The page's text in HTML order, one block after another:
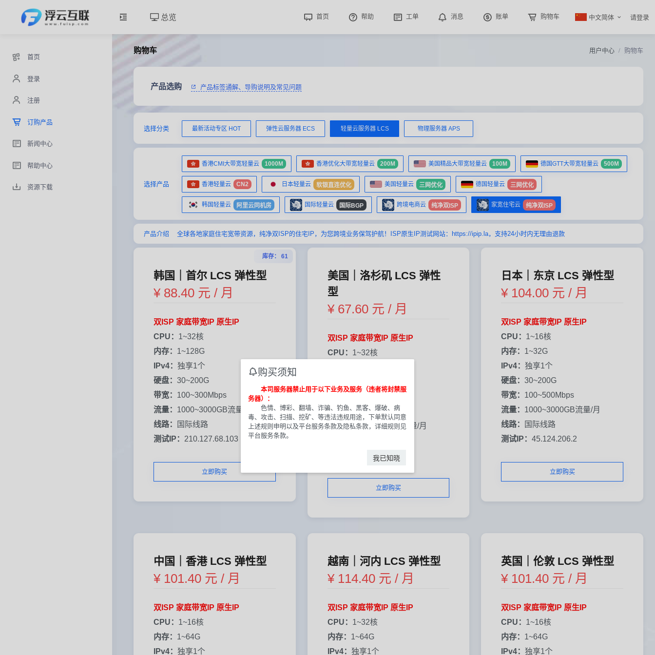
总览 首页 帮助 工单 消息 账单 购物车 中文简体 请登录
首页
登录
注册
订购产品
新闻中心
帮助中心
资源下载
购物车 用户中心 购物车
产品选购 产品标签通解、导购说明及常见问题
选择分类 最新活动专区 HOT 弹性云服务器 ECS 轻量云服务器 LCS 物理服务器 APS
选择产品
香港CMI大带宽轻量云 1000M 香港优化大带宽轻量云 200M 美国精品大带宽轻量云 100M 德国GTT大带宽轻量云 500M
香港轻量云 CN2 日本轻量云 软银直连优化 美国轻量云 三网优化 德国轻量云 三网优化
韩国轻量云 阿里云同机房 国际轻量云 国际BGP 跨境电商云 纯净双ISP 家宽住宅云 纯净双ISP
产品介绍 全球各地家庭住宅宽带资源，纯净双ISP的住宅IP，为您跨境业务保驾护航！ISP原生IP测试网站：https://ipip.la，支持24小时内无理由退款
库存： 61
韩国｜首尔 LCS 弹性型
¥ 88.40 元 / 月
双ISP 家庭带宽IP 原生IP
CPU： 1~32核
内存： 1~128G
IPv4： 独享1个
硬盘： 30~200G
带宽： 100~300Mbps
流量： 1000~3000GB流量/月
线路：
国际线路
测试IP： 210.127.68.103
立即购买
美国｜洛杉矶 LCS 弹性
型
¥ 67.60 元 / 月
双ISP 家庭带宽IP 原生IP
CPU： 1~32核
带宽：100~200Mbps
流量：1000~3000GB流量/月
216.167.74.2
立即购买
日本｜东京 LCS 弹性型
¥ 104.00 元 / 月
双ISP 家庭带宽IP 原生IP
CPU： 1~16核
内存： 1~32G
IPv4： 独享1个
硬盘：30~200G
带宽： 100~500Mbps
流量： 1000~3000GB流量/月
线路：
国际线路
测试IP：45.124.206.2
立即购买
中国｜香港 LCS 弹性型
¥ 101.40 元 / 月
双ISP 家庭带宽IP 原生IP
CPU： 1~16核
内存： 1~64G
IPv4： 独享1个
越南｜河内 LCS 弹性型
¥ 114.40 元 / 月
双ISP 家庭带宽IP 原生IP
CPU： 1~32核
内存： 1~64G
IPv4： 独享1个
英国｜伦敦 LCS 弹性型
¥ 101.40 元 / 月
双ISP 家庭带宽IP 原生IP
CPU： 1~16核
内存： 1~64G
IPv4： 独享1个
购买须知
本司服务器禁止用于以下业务及服务（违者将封禁服
务器）：
色情、博彩、翻墙、诈骗、钓鱼、黑客、爆破、病
毒、攻击、扫描、挖矿、等违法违规用途，下单默认同意
上述规则申明以及平台服务条款及隐私条款，详细规则见
平台服务条款。
我已知晓